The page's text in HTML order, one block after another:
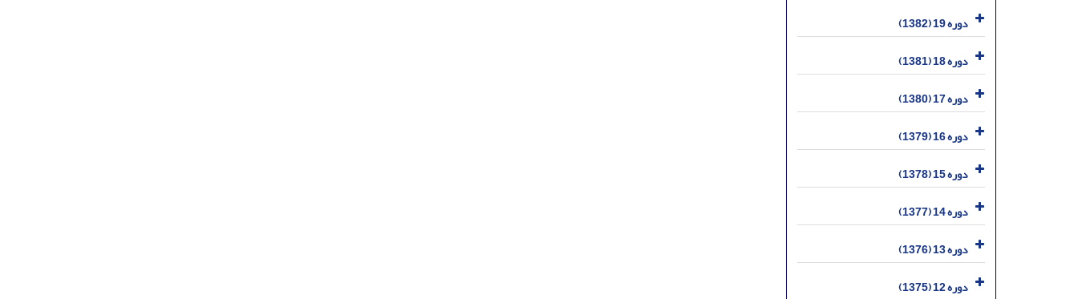
دوره 19 (1382)
دوره 18 (1381)
دوره 17 (1380)
دوره 16 (1379)
دوره 15 (1378)
دوره 14 (1377)
دوره 13 (1376)
دوره 12 (1375)